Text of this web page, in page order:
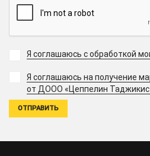
Я соглашаюсь с обработкой
Я соглашаюсь на получение
от ДООО «Цеппелин